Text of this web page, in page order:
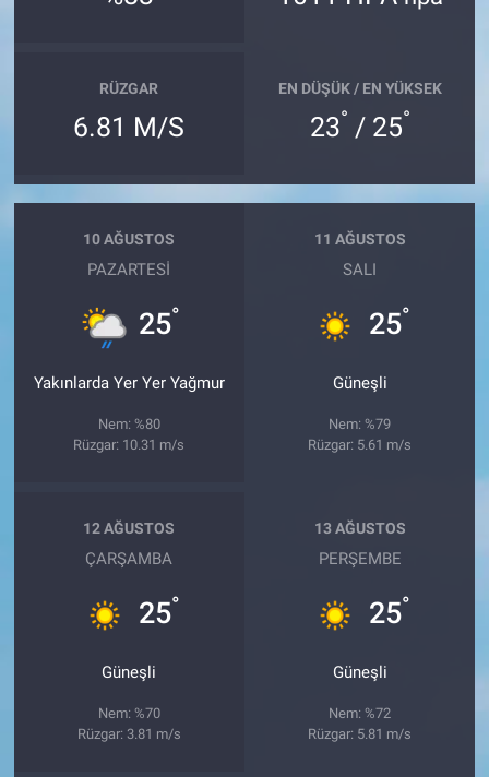
RÜZGAR
6.81 M/S
EN DÜŞÜK / EN YÜKSEK
23° / 25°
10 AĞUSTOS
PAZARTESI
25°
Yakınlarda Yer Yer Yağmur
Nem: %80
Rüzgar: 10.31 m/s
11 AĞUSTOS
SALI
25°
Güneşli
Nem: %79
Rüzgar: 5.61 m/s
12 AĞUSTOS
ÇARŞAMBA
25°
Güneşli
Nem: %70
Rüzgar: 3.81 m/s
13 AĞUSTOS
PERŞEMBE
25°
Güneşli
Nem: %72
Rüzgar: 5.81 m/s